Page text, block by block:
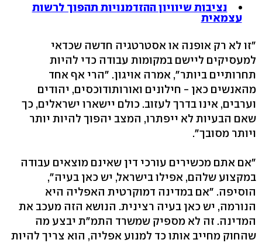
נציבות שיוויון ההזדמנויות תהפוך לרשות
עצמאית
"זו לא רק אופנה או אסטרטגיה חדשה שכדאי
למעסיקים ליישם במקומות עבודה כדי להיות
תחרותיים ביותר", אמרה אויגון. "הרי אף אחד
מהאנשים כאן - חילונים ואורותודוכסים, יהודים
וערבים, אינו בדרך לעזוב. כולם יישארו ישראלים, כך
שאם הבעיות לא ייפתרו, המצב יהפוך להיות יותר
ויותר מסובך".
"אם אתם מכשירים עורכי דין שאינם מוצאים עבודה
במקצוע שלהם, אפילו בישראל, יש כאן בעיה",
הוסיפה. "אם במדינה דמוקרטית האפליה היא
הנורמה, יש כאן בעיה רצינית. הנושא הזה מעכב את
המדינה. זה לא מספיק שמשרד התמ"ת יבצע מה
שהחוק מחייב אותו כד למנוע אפליה, הוא צריך להיות